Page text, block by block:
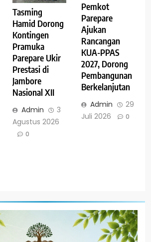
Tasming
Hamid Dorong
Kontingen
Pramuka
Parepare Ukir
Prestasi di
Jambore
Nasional XII
Admin
3
Agustus 2026
0
Pemkot
Parepare
Ajukan
Rancangan
KUA-PPAS
2027, Dorong
Pembangunan
Berkelanjutan
Admin
29
Juli 2026
0